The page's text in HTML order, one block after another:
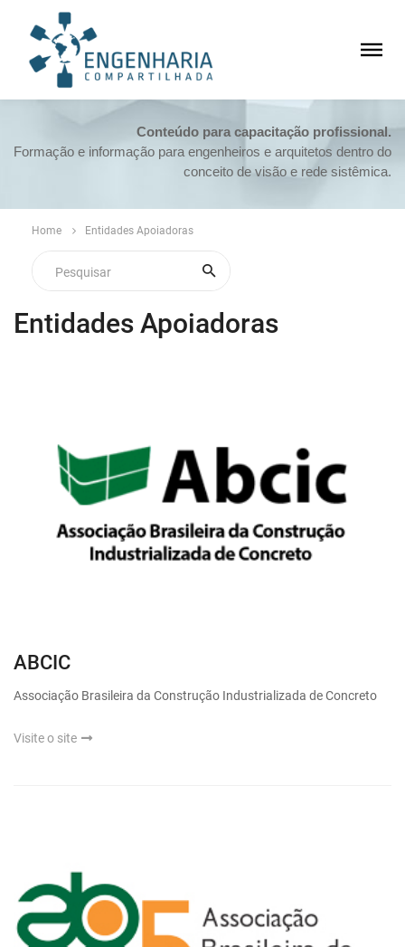
Conteúdo para capacitação profissional.
Formação e informação para engenheiros e arquitetos dentro do
conceito de visão e rede sistêmica.
Home Entidades Apoiadoras
Entidades Apoiadoras
ABCIC
Associação Brasileira da Construção Industrializada de Concreto
Visite o site